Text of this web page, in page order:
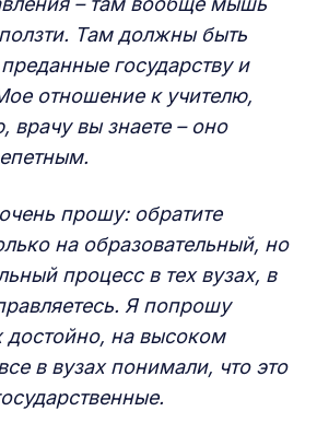
Там должны быть
государству и
отношение к учителю,
врачу вы знаете – оно
прошу: обратите
на образовательный, но
процесс в тех вузах, в
Я попрошу
достойно, на высоком
в вузах понимали, что это